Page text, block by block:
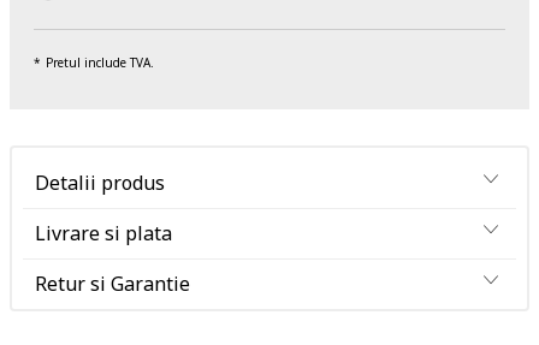
Pretul include TVA.
Detalii produs
Livrare si plata
Retur si Garantie